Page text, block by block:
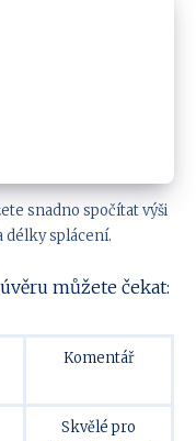
snadno spočítat výši
délky splácení.
můžete čekat:
Komentář
Skvělé pro